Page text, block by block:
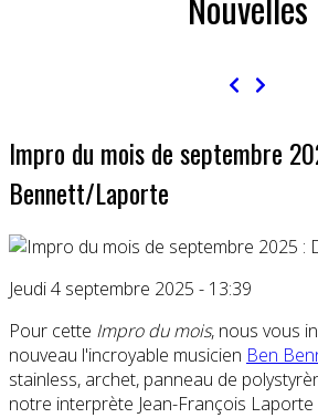
Impro du mois de septembre
Bennett/Laporte
Jeudi 4 septembre 2025 - 13:39
Pour cette Impro du mois, nous vous
nouveau l'incroyable musicien Ben
stainless, archet, panneau de
notre interprète Jean-François Laporte